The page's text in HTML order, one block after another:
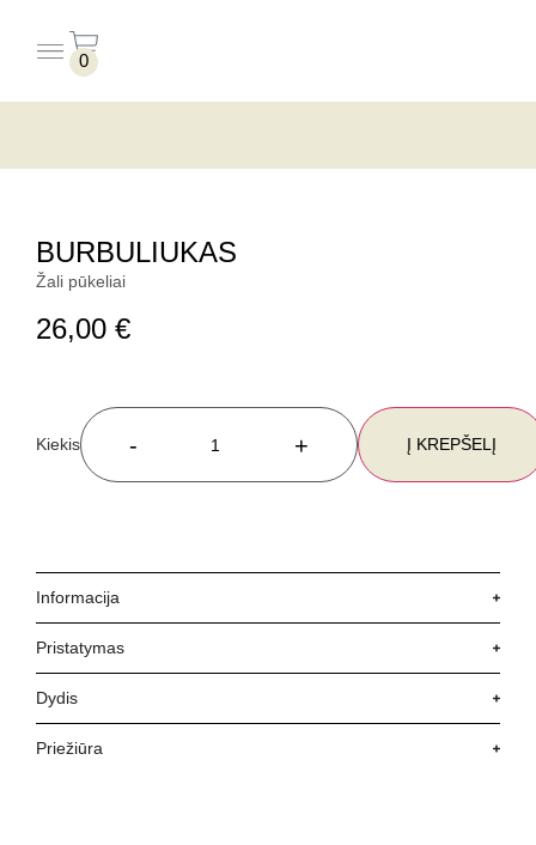
0
BURBULIUKAS
Žali pūkeliai
26,00 €
- + Į KREPŠELĮ
Informacija
Pristatymas
Dydis
Priežiūra